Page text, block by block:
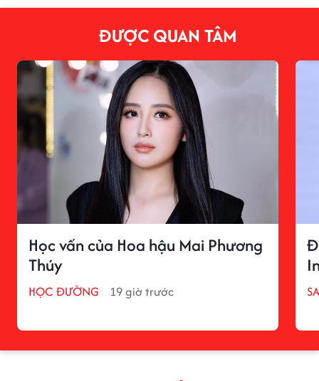
ĐƯỢC QUAN TÂM
Học vấn của Hoa hậu Mai Phương
Thúy
HỌC ĐƯỜNG 19 giờ trước